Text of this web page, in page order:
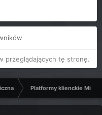
przeglądających tę stronę.
Platformy klienckie